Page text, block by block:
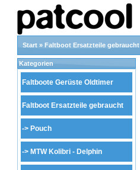
Start » Faltboot Ersatzteile gebraucht
Kategorien
Faltboote Gerüste Oldtimer
Faltboot Ersatzteile gebraucht
-> Pouch
-> MTW Kolibri - Delphin